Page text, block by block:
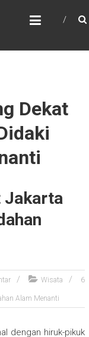
Dekat
Jakarta
Wisata 6
Alam Menanti
dengan hiruk-pikuk